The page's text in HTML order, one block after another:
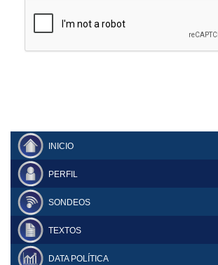
INICIO
PERFIL
SONDEOS
TEXTOS
DATA POLÍTICA